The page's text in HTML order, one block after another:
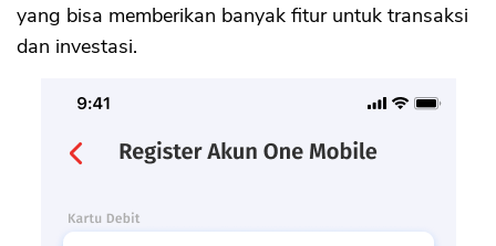
yang bisa memberikan banyak fitur untuk transaksi
dan investasi.